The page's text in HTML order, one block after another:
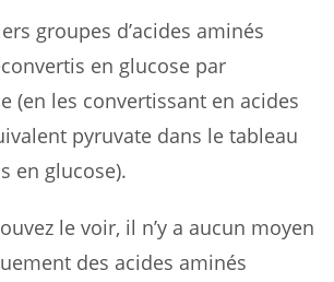
groupes d’acides aminés
en glucose par
(en les convertissant en acides
pyruvate dans le tableau
en glucose).
le voir, il n’y a aucun moyen
des acides aminés